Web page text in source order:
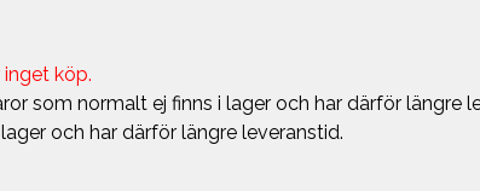
inget köp.
som normalt ej finns i lager och har därför längre
och har därför längre leveranstid.